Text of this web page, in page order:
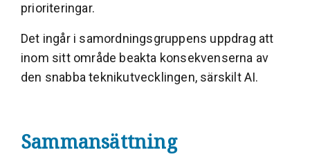
prioriteringar.
Det ingår i samordningsgruppens uppdrag att
inom sitt område beakta konsekvenserna av
den snabba teknikutvecklingen, särskilt AI.
Sammansättning